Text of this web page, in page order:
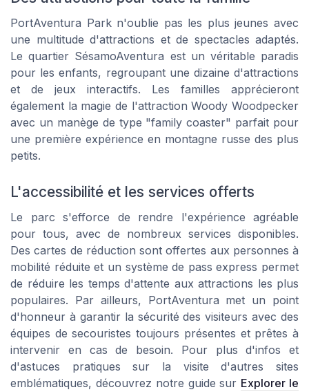
PortAventura Park n'oublie pas les plus jeunes avec
une multitude d'attractions et de spectacles adaptés.
Le quartier SésamoAventura est un véritable paradis
pour les enfants, regroupant une dizaine d'attractions
et de jeux interactifs. Les familles apprécieront
également la magie de l'attraction Woody Woodpecker
avec un manège de type "family coaster" parfait pour
une première expérience en montagne russe des plus
petits.
L'accessibilité et les services offerts
Le parc s'efforce de rendre l'expérience agréable
pour tous, avec de nombreux services disponibles.
Des cartes de réduction sont offertes aux personnes à
mobilité réduite et un système de pass express permet
de réduire les temps d'attente aux attractions les plus
populaires. Par ailleurs, PortAventura met un point
d'honneur à garantir la sécurité des visiteurs avec des
équipes de secouristes toujours présentes et prêtes à
intervenir en cas de besoin. Pour plus d'infos et
d'astuces pratiques sur la visite d'autres sites
emblématiques, découvrez notre guide sur Explorer le